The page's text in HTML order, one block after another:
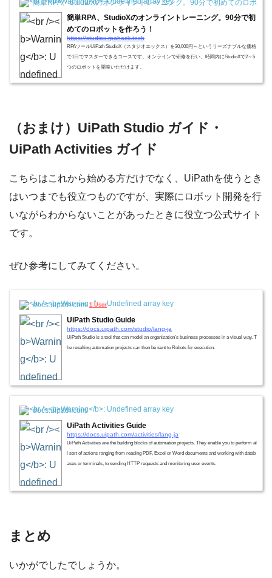
簡単RPA、StudioXのオンライントレーニング。90分で初めてのロボッ
簡単RPA、StudioXのオンライントレーニング。90分で初
めてのロボットを作ろう！
https://studiox.rpahack.tech
RPAツールUiPath StudioX（スタジオエックス）を30,000円～というリーズナブルな価格
で1日でマスターできるコースです。オンラインで研修を行い、時間内にStudioXで2～5
つのロボットを開発いただけます。
（おまけ）UiPath Studio ガイド・
UiPath Activities ガイド
こちらはこれから始める方だけでなく、UiPathを使うとき
はいつまでも役立つものですが、実際にロボット開発を行
いながらわからないことがあったときに役立つ公式サイト
です。
ぜひ参考にしてみてください。
docs.uipath.com 1 User
UiPath Studio Guide
https://docs.uipath.com/studio/lang-ja
UiPath Studio is a tool that can model an organization’s business processes in a visual way. T
he resulting automation projects can then be sent to Robots for execution.
docs.uipath.com
UiPath Activities Guide
https://docs.uipath.com/activities/lang-ja
UiPath Activities are the building blocks of automation projects. They enable you to perform al
l sort of actions ranging from reading PDF, Excel or Word documents and working with datab
ases or terminals, to sending HTTP requests and monitoring user events.
まとめ
いかがでしたでしょうか。